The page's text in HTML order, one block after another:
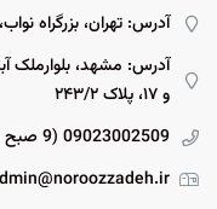
آدرس: تهران، بزرگراه
و ۱۷، پلاک ۲۴۳/۲
09023002509 (9 صبح تا 5 عصر ، شنبه - پنج شنبه)